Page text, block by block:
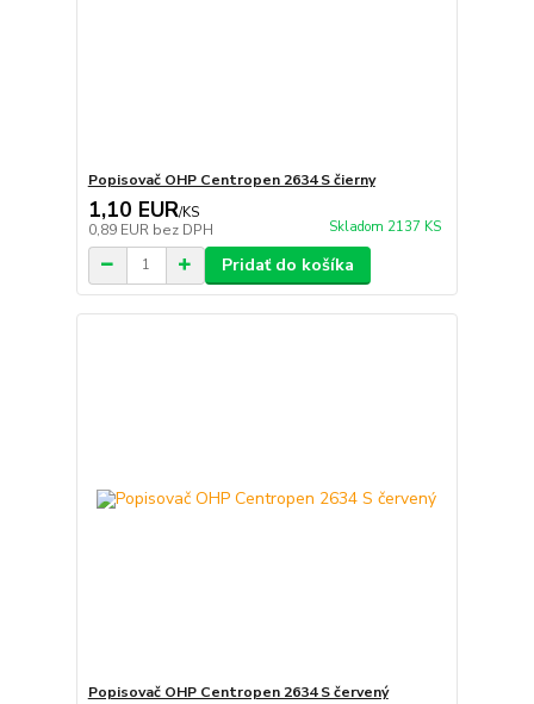
Popisovač OHP Centropen 2634 S čierny
1,10 EUR/KS
0,89 EUR bez DPH Skladom 2137 KS
Pridať do košíka
Popisovač OHP Centropen 2634 S červený